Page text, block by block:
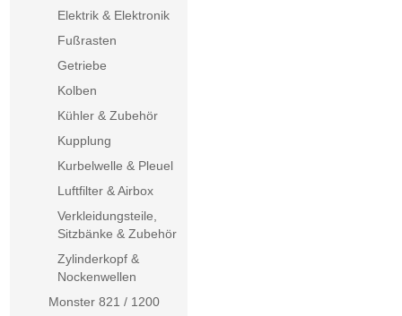
Elektrik & Elektronik
Fußrasten
Getriebe
Kolben
Kühler & Zubehör
Kupplung
Kurbelwelle & Pleuel
Luftfilter & Airbox
Verkleidungsteile,
Sitzbänke & Zubehör
Zylinderkopf &
Nockenwellen
Monster 821 / 1200